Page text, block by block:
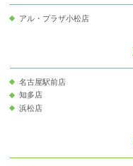
アル・プラザ小松店
名古屋駅前店
知多店
浜松店